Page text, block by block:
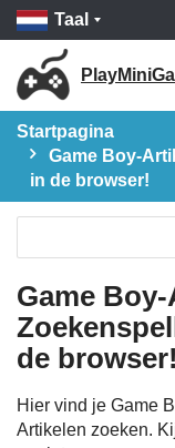
Taal
Startpagina
Game Boy-
in de browser!
Game
de browser!
Hier vind je Game
Artikelen zoeken.